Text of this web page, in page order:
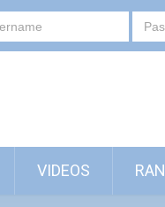
VIDEOS